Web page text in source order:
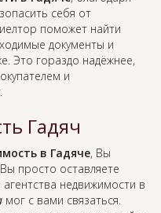
себя от
поможет найти
документы и
Это гораздо надёжнее,
и
Гадяч
в Гадяче, Вы
просто оставляете
недвижимости в
мог с вами связаться.